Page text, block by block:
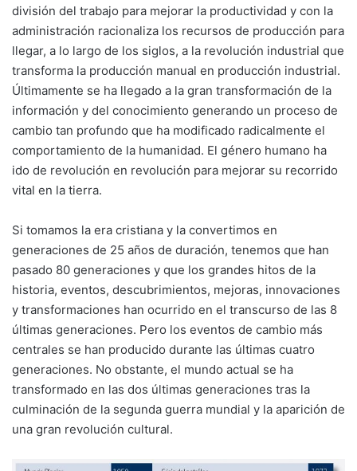
división del trabajo para mejorar la productividad y con la
administración racionaliza los recursos de producción para
llegar, a lo largo de los siglos, a la revolución industrial que
transforma la producción manual en producción industrial.
Últimamente se ha llegado a la gran trans­formación de la
información y del conoci­miento generando un proceso de
cambio tan profundo que ha modificado radicalmente el
comportamiento de la humanidad. El género humano ha
ido de revolución en revolución para mejorar su recorrido
vital en la tierra.
Si tomamos la era cristiana y la convertimos en
generaciones de 25 años de duración, te­nemos que han
pasado 80 generaciones y que los grandes hitos de la
historia, eventos, des­cubrimientos, mejoras, innovaciones
y trans­formaciones han ocurrido en el transcurso de las 8
últimas generaciones. Pero los eventos de cambio más
centrales se han producido durante las últimas cuatro
generaciones. No obstante, el mundo actual se ha
transformado en las dos últimas generaciones tras la
culmi­nación de la segunda guerra mundial y la apa­rición de
una gran revolución cultural.